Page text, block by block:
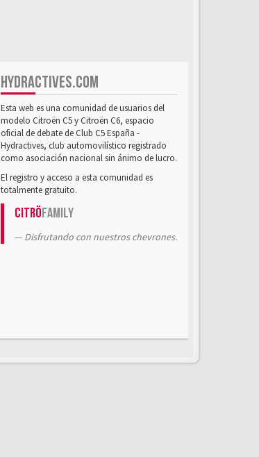
HYDRACTIVES.COM
Esta web es una comunidad de usuarios del
modelo Citroën C5 y Citroën C6, espacio
oficial de debate de Club C5 España -
Hydractives, club automovilístico registrado
como asociación nacional sin ánimo de lucro.
El registro y acceso a esta comunidad es
totalmente gratuito.
CitröFamily
Disfrutando con nuestros chevrones.